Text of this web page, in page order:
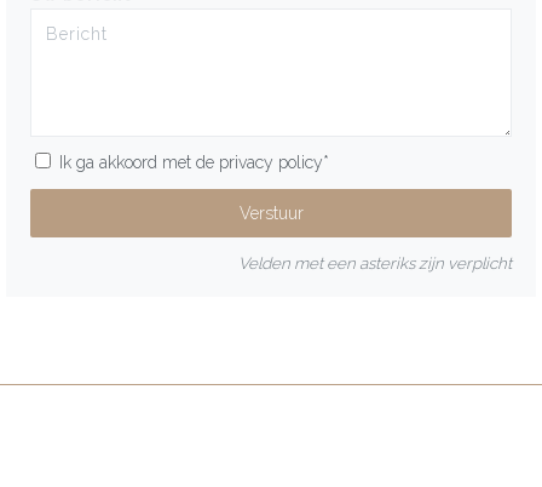
Ik ga akkoord met de privacy policy*
Velden met een asteriks zijn verplicht